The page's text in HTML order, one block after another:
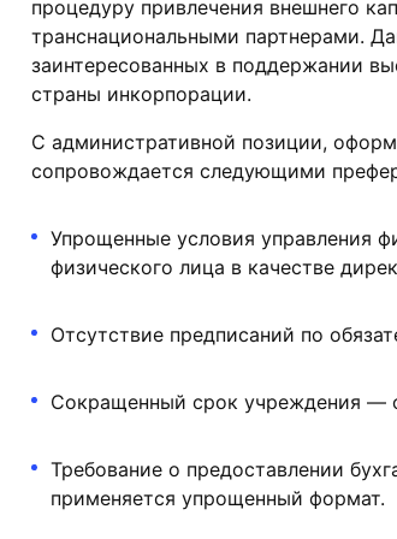
процедуру привлечения внешнего
транснациональными партнерами.
заинтересованных в поддержании
страны инкорпорации.
С административной позиции,
сопровождается следующими
Упрощенные условия управления
физического лица в качестве
Отсутствие предписаний по
Сокращенный срок учреждения —
Требование о предоставлении
применяется упрощенный формат.